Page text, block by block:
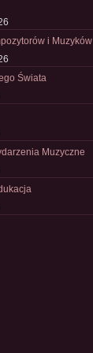
i Muzyków
Świata
Muzyczne